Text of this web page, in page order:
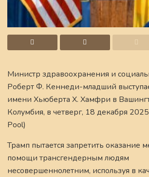
Министр здравоохранения и
Роберт Ф. Кеннеди-младший
имени Хьюберта Х. Хамфри в
Колумбия, в четверг, 18 декабря
Pool)
Трамп пытается запретить оказание
помощи трансгендерным людям
несовершеннолетним, используя в